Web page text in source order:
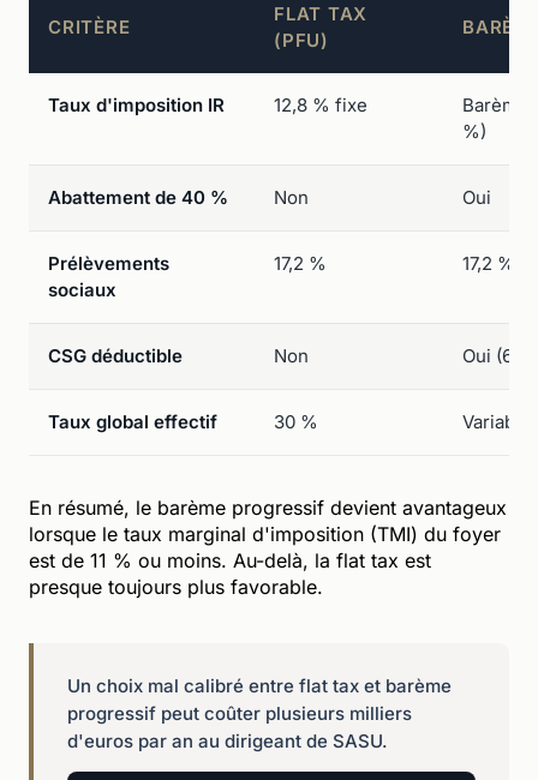
CRITÈRE
FLAT TAX
(PFU)
Taux d'imposition IR 12,8 % fixe
Barème
%)
Abattement de 40 % Non Oui
Prélèvements
sociaux
17,2 % 17,2 %
CSG déductible Non Oui (6,8
Taux global effectif 30 % Variable
En résumé, le barème progressif devient avantageux
lorsque le taux marginal d'imposition (TMI) du foyer
est de 11 % ou moins. Au-delà, la flat tax est
presque toujours plus favorable.
Un choix mal calibré entre flat tax et barème
progressif peut coûter plusieurs milliers
d'euros par an au dirigeant de SASU.